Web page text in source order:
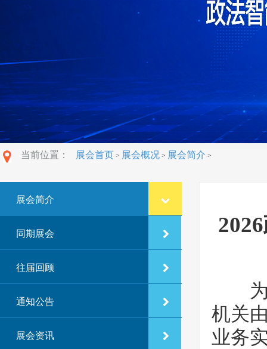
当前位置： 展会首页 > 展会概况 > 展会简介 >
展会简介
同期展会
往届回顾
通知公告
展会资讯
为
机关
业务